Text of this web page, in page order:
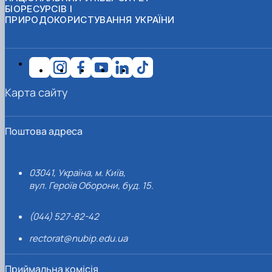
БІОРЕСУРСІВ І
ПРИРОДОКОРИСТУВАННЯ УКРАЇНИ
Поштова адреса
03041, Україна, м. Київ,
вул. Героїв Оборони, буд. 15.
(044) 527-82-42
rectorat@nubip.edu.ua
Приймальна комісія
Карта сайту